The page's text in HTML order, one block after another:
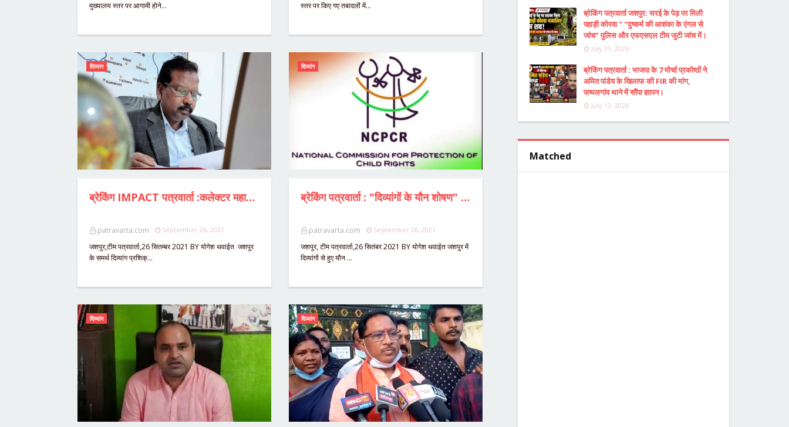
मुख्यालय स्तर पर आगामी होने…
स्तर पर किए गए तबादलों में…
दिव्यांग
ब्रेकिंग IMPACT पत्रवार्ता :कलेक्टर महादेव कावरे ने DMC विनोद पैंकरा व केयर टेकर को दिव्यांग आवासीय प्रशिक्षण केन्द्र के प्रभार से हटाया ,उप संचालक ,समाज कल्याण को सौपी गई जिम्मेदारी, जिला परियोजना समन्वयक को कारण बताओ नोटिस जारी,कल तक जवाब देने की अंतिम तिथी,फिर होगी कार्यवाही .....?
patravarta.com September 26, 2021
जशपुर,टीम पत्रवार्ता,26 सितम्बर 2021 BY योगेश थवाईत जशपुर
के समर्थ दिव्यांग प्रशिक्…
दिव्यांग
ब्रेकिंग पत्रवार्ता : "दिव्यांगों के यौन शोषण" मामले में "राष्ट्रीय बाल अधिकार संरक्षण आयोग" ने जशपुर कलेक्टर व SP से मांगा जवाब,इन बिंदुओं पर 3 दिनों में देना होगा जवाब...इधर लापरवाह DMC के विरुद्ध कार्यवाही व FIR की मांग को लेकर लामबंद हुए BJP नेता।
patravarta.com September 26, 2021
जशपुर, टीम पत्रवार्ता,26 सितंबर 2021 BY योगेश थवाईत जशपुर में
दिव्यांगों से हुए यौन …
दिव्यांग दिव्यांग
ब्रेकिंग पत्रवार्ता जशपुर: सरई के पेड़ पर मिली
पहाड़ी कोरवा " "दुष्कर्म की आशंका के एंगल से
जांच" पुलिस और एफएसएल टीम जुटी जांच में।
July 31, 2026
ब्रेकिंग पत्रवार्ता : भाजपा के 7 मोर्चा प्रकोष्ठों ने
अमित पांडेय के खिलाफ की FIR की मांग,
पत्थलगांव थाने में सौंपा ज्ञापन।
July 13, 2026
Matched